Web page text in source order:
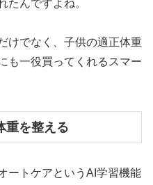
たんですよね。
けでなく、子供の適正体重
も一役買ってくれるスマー
重を整える
ートケアというAI学習機能